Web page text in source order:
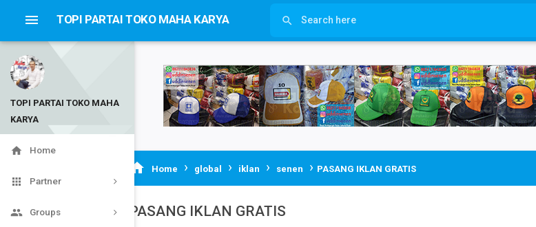
 TOPI PARTAI TOKO MAHA KARYA 
TOPI PARTAI TOKO MAHA
KARYA

 Home
 Partner
 Groups
 Home › global › iklan › senen › PASANG IKLAN GRATIS
PASANG IKLAN GRATIS